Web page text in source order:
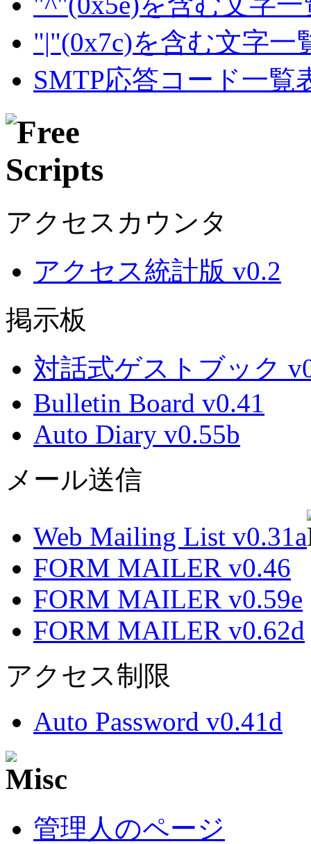
"|"(0x7c)を含む文字一
SMTP応答コード一覧
アクセスカウンタ
アクセス統計版 v0.2
掲示板
対話式ゲストブック
Bulletin Board v0.41
Auto Diary v0.55b
メール送信
Web Mailing List v0.31a
FORM MAILER v0.46
FORM MAILER v0.59e
FORM MAILER v0.62d
アクセス制限
Auto Password v0.41d
管理人のページ